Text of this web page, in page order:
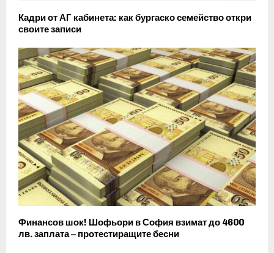
Кадри от АГ кабинета: как бургаско семейство откри
своите записи
Финансов шок! Шофьори в София взимат до 4600
лв. заплата – протестиращите бесни